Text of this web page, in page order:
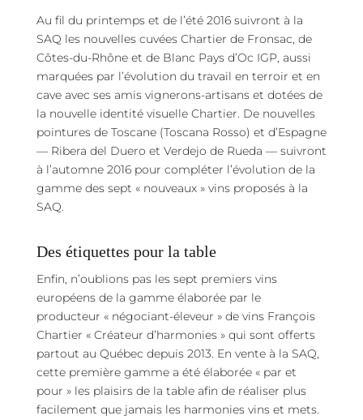
Au fil du printemps et de l’été 2016 suivront à la
SAQ les nouvelles cuvées Chartier de Fronsac, de
Côtes-du-Rhône et de Blanc Pays d’Oc IGP, aussi
marquées par l’évolution du travail en terroir et en
cave avec ses amis vignerons-artisans et dotées de
la nouvelle identité visuelle Chartier. De nouvelles
pointures de Toscane (Toscana Rosso) et d’Espagne
— Ribera del Duero et Verdejo de Rueda — suivront
à l’automne 2016 pour compléter l’évolution de la
gamme des sept « nouveaux » vins proposés à la
SAQ.
Des étiquettes pour la table
Enfin, n’oublions pas les sept premiers vins
européens de la gamme élaborée par le
producteur « négociant-éleveur » de vins François
Chartier « Créateur d’harmonies » qui sont offerts
partout au Québec depuis 2013. En vente à la SAQ,
cette première gamme a été élaborée « par et
pour » les plaisirs de la table afin de réaliser plus
facilement que jamais les harmonies vins et mets.